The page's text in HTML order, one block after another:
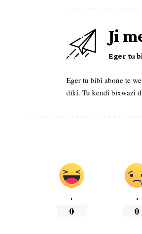
Ji
Eger tu
Eger tu bibî abone te
dikî. Tu kendî bixwazî
.
0
.
0